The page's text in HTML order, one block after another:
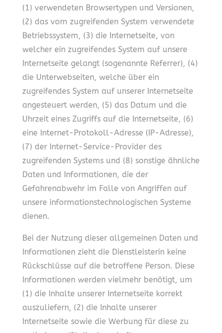
(1) verwendeten Browsertypen und Versionen,
(2) das vom zugreifenden System verwendete
Betriebssystem, (3) die Internetseite, von
welcher ein zugreifendes System auf unsere
Internetseite gelangt (sogenannte Referrer), (4)
die Unterwebseiten, welche über ein
zugreifendes System auf unserer Internetseite
angesteuert werden, (5) das Datum und die
Uhrzeit eines Zugriffs auf die Internetseite, (6)
eine Internet-Protokoll-Adresse (IP-Adresse),
(7) der Internet-Service-Provider des
zugreifenden Systems und (8) sonstige ähnliche
Daten und Informationen, die der
Gefahrenabwehr im Falle von Angriffen auf
unsere informationstechnologischen Systeme
dienen.
Bei der Nutzung dieser allgemeinen Daten und
Informationen zieht die Dienstleisterin keine
Rückschlüsse auf die betroffene Person. Diese
Informationen werden vielmehr benötigt, um
(1) die Inhalte unserer Internetseite korrekt
auszuliefern, (2) die Inhalte unserer
Internetseite sowie die Werbung für diese zu